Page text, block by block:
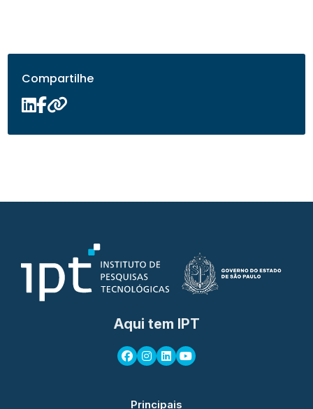
Compartilhe
Aqui tem IPT
Principais